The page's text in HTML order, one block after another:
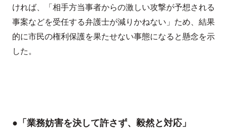
ければ、「相手方当事者からの激しい攻撃が予想される
事案などを受任する弁護士が減りかねない」ため、結果
的に市民の権利保護を果たせない事態になると懸念を示
した。
●「業務妨害を決して許さず、毅然と対応」